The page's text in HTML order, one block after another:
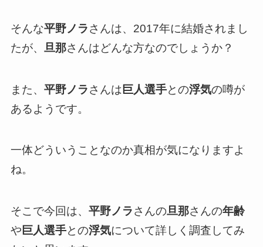
そんな平野ノラさんは、2017年に結婚されまし
たが、 旦那さんはどんな方なのでしょうか？
また、 平野ノラさんは 巨人選手との浮気の噂が
あるようです。
一体どういうことなのか真相が気になりますよ
ね。
そこで今回は、 平野ノラさんの旦那さんの年齢
や 巨人選手との浮気について詳しく調査してみ